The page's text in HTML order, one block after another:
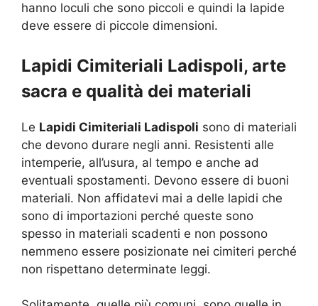
hanno loculi che sono piccoli e quindi la lapide
deve essere di piccole dimensioni.
Lapidi Cimiteriali Ladispoli, arte
sacra e qualità dei materiali
Le Lapidi Cimiteriali Ladispoli sono di materiali
che devono durare negli anni. Resistenti alle
intemperie, all’usura, al tempo e anche ad
eventuali spostamenti. Devono essere di buoni
materiali. Non affidatevi mai a delle lapidi che
sono di importazioni perché queste sono
spesso in materiali scadenti e non possono
nemmeno essere posizionate nei cimiteri perché
non rispettano determinate leggi.